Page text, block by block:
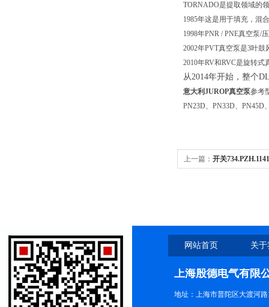
TORNADO是提取领域的
1985年这是用于填充，混
1998年PNR / PNE真空泵/
2002年PVT真空泵是3叶
2010年RV和RVC是旋转
从2014年开始，整个
意大利JUROP真空泵参考
PN23D、PN33D、PN45D
上一篇： 开关
网站首页 关
上海殷德电气有限
地址：上海市普陀区大渡河路